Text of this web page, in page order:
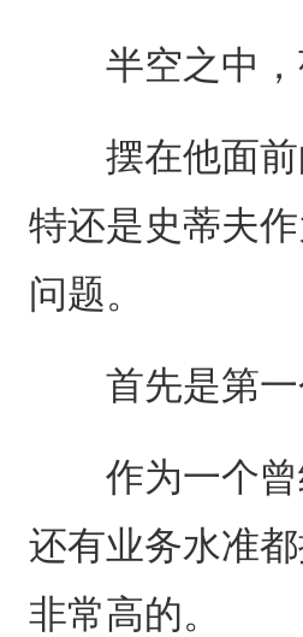
半空之中，
摆在他面前
特还是史蒂夫
问题。
首先是第一
作为一个曾
还有业务水准
非常高的。